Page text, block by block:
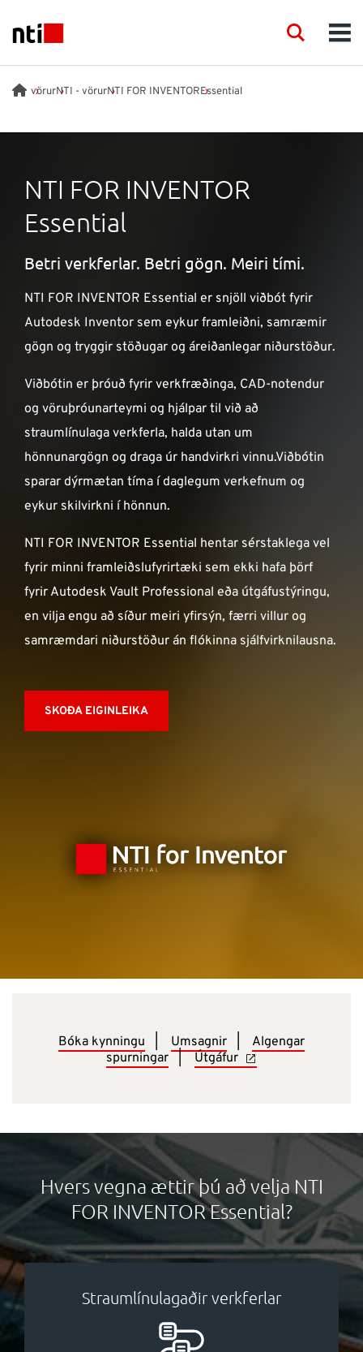
NTI logo
FAGSVIÐ
VÖRUR
VIÐBURÐIR
INNSÝN
ÞJÓNUSTA
Verum í góðu sambandi!
Neðst á síðunni má finna símanúmer, netföng,
opnunartíma ofl. upplýsingar
Ísland NTI Group Brasil Danmark Deutschland
France España Ireland Italia Nederland
Norge
Suomi
Sverige UK
Search
vörurNTI - vörurNTI FOR INVENTOREssential
NTI FOR INVENTOR
Essential
Betri verkferlar. Betri gögn. Meiri tími.
NTI FOR INVENTOR Essential er snjöll viðbót fyrir
Autodesk Inventor sem eykur framleiðni, samræmir
gögn og tryggir stöðugar og áreiðanlegar niðurstöður.
Viðbótin er þróuð fyrir verkfræðinga, CAD-notendur
og vöruþróunarteymi og hjálpar til við að
straumlínulaga verkferla, halda utan um
hönnunargögn og draga úr handvirkri vinnu.Viðbótin
sparar dýrmætan tíma í daglegum verkefnum og
eykur skilvirkni í hönnun.
NTI FOR INVENTOR Essential hentar sérstaklega vel
fyrir minni framleiðslufyrirtæki sem ekki hafa þörf
fyrir Autodesk Vault Professional eða útgáfustýringu,
en vilja engu að síður meiri yfirsýn, færri villur og
samræmdari niðurstöður án flókinna sjálfvirknilausna.
SKOÐA EIGINLEIKA
Bóka kynningu Umsagnir
Algengar
spurningar
Útgáfur
Hvers vegna ættir þú að velja NTI
FOR INVENTOR Essential?
Straumlínulagaðir verkferlar